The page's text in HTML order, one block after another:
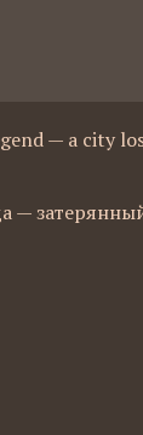
— a city
—